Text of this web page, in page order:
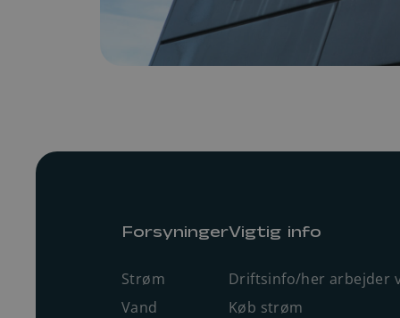
Forsyninger
Strøm
Vand
Vigtig info
Driftsinfo/her arbejder
Køb strøm